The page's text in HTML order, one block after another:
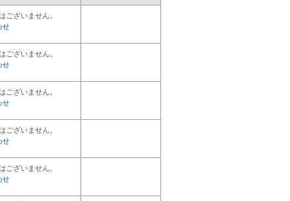
ございません。
せ
ございません。
せ
ございません。
せ
ございません。
せ
ございません。
せ